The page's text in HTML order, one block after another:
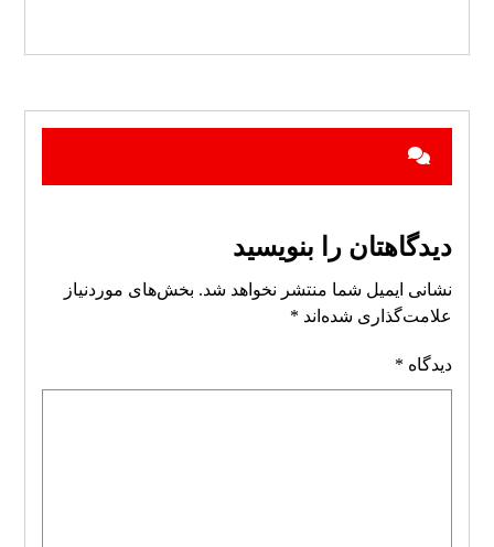
دیدگاهتان را بنویسید
نشانی ایمیل شما منتشر نخواهد شد. بخش‌های موردنیاز
علامت‌گذاری شده‌اند *
دیدگاه *